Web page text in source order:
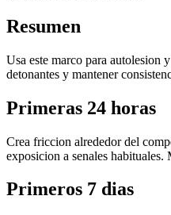
Resumen
Usa este marco para autolesion
detonantes y mantener
Primeras 24 horas
Crea friccion alrededor del
exposicion a senales
Primeros 7 dias